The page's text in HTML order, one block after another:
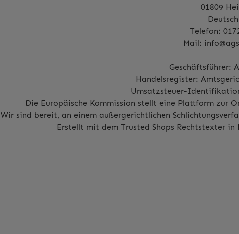
01809
Telefon:
Mail:
Geschäftsführer:
Handelsregister:
Umsatzsteuer-
Die Europäische Kommission stellt eine Plattform zur
Wir sind bereit, an einem außergerichtlichen
Erstellt mit dem Trusted Shops Rechtstexter in